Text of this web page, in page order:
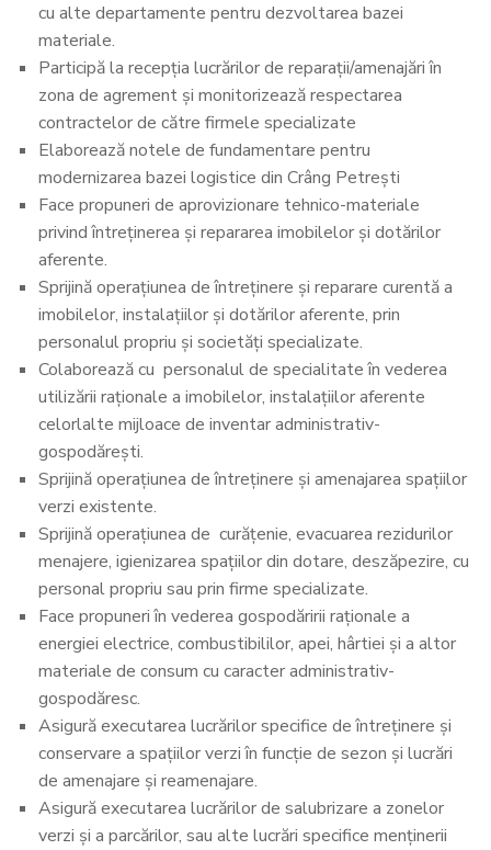
cu alte departamente pentru dezvoltarea bazei
materiale.
Participă la recepția lucrărilor de reparații/amenajări în
zona de agrement și monitorizează respectarea
contractelor de către firmele specializate
Elaborează notele de fundamentare pentru
modernizarea bazei logistice din Crâng Petrești
Face propuneri de aprovizionare tehnico-materiale
privind întreținerea şi repararea imobilelor şi dotărilor
aferente.
Sprijină operațiunea de întreţinere şi reparare curentă a
imobilelor, instalaţiilor şi dotărilor aferente, prin
personalul propriu şi societăţi specializate.
Colaborează cu personalul de specialitate în vederea
utilizării raţionale a imobilelor, instalaţiilor aferente
celorlalte mijloace de inventar administrativ-
gospodărești.
Sprijină operațiunea de întreţinere şi amenajarea spaţiilor
verzi existente.
Sprijină operațiunea de curăţenie, evacuarea rezidurilor
menajere, igienizarea spaţiilor din dotare, deszăpezire, cu
personal propriu sau prin firme specializate.
Face propuneri în vederea gospodăririi raţionale a
energiei electrice, combustibililor, apei, hârtiei şi a altor
materiale de consum cu caracter administrativ-
gospodăresc.
Asigură executarea lucrărilor specifice de întreţinere şi
conservare a spaţiilor verzi în funcţie de sezon şi lucrări
de amenajare şi reamenajare.
Asigură executarea lucrărilor de salubrizare a zonelor
verzi și a parcărilor, sau alte lucrări specifice menţinerii